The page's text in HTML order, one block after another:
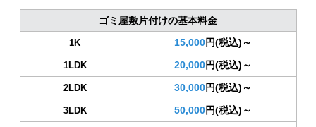
ゴミ屋敷片付けの基本料金
1K 15,000円(税込)～
1LDK 20,000円(税込)～
2LDK 30,000円(税込)～
3LDK 50,000円(税込)～